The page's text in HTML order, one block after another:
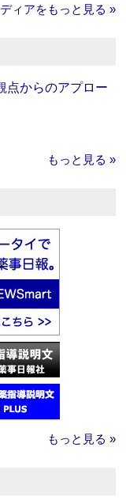
ィアをもっと見る »
点からのアプロー
もっと見る »
もっと見る »